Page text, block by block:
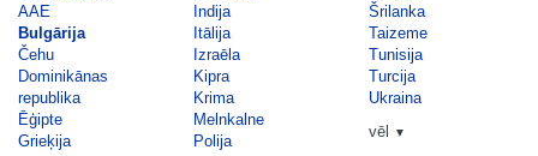
AAE
Bulgārija
Čehu
Dominikānas
republika
Ēģipte
Grieķija
Indija
Itālija
Izraēla
Kipra
Krima
Melnkalne
Polija
Šrilanka
Taizeme
Tunisija
Turcija
Ukraina
vēl
▼